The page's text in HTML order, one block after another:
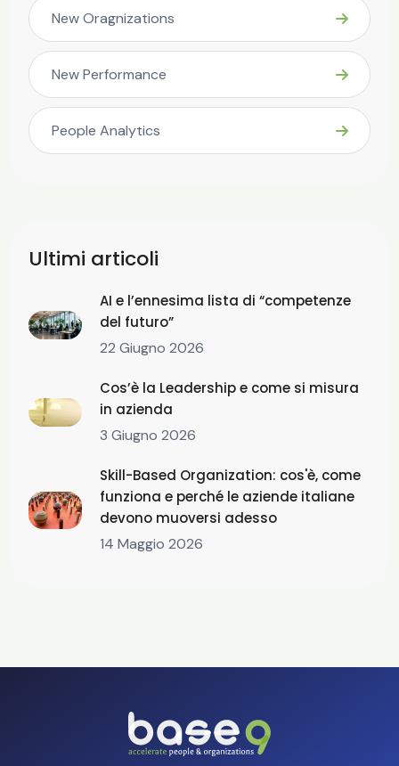
New Oragnizations
New Performance
People Analytics
Ultimi articoli
AI e l’ennesima lista di “competenze
del futuro”
22 Giugno 2026
Cos’è la Leadership e come si misura
in azienda
3 Giugno 2026
Skill-Based Organization: cos'è, come
funziona e perché le aziende italiane
devono muoversi adesso
14 Maggio 2026